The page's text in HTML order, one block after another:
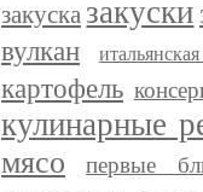
закусказакуски
вулкан
картофель
кулинарные
мясо
первые